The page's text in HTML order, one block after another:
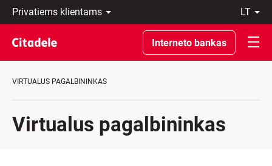
Privatiems
klientams
Verslo
klientams
Private
Apie
REWARDS
lt
LT
EN
Interneto bankas
VIRTUALUS PAGALBININKAS
Virtualus pagalbininkas